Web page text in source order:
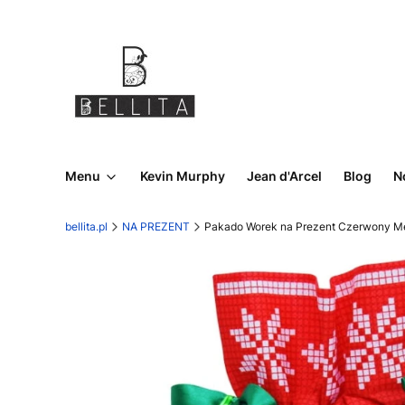
Menu Kevin Murphy Jean d'Arcel Blog
bellita.pl NA PREZENT Pakado Worek na Prezent Czerwony